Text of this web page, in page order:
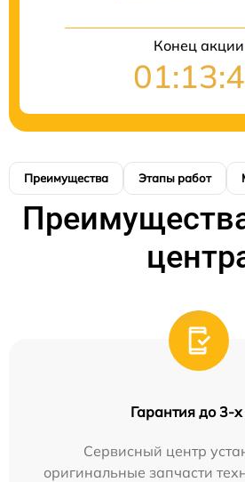
Конец акции
Преимущества Этапы работ
Гарантия до 3-х
Сервисный центр
оригинальные запчасти